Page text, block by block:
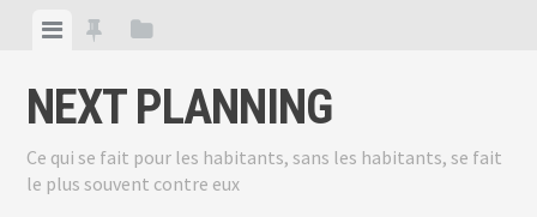
content
ViewView
posts
View
NEXT PLANNING
Ce qui se fait pour les habitants, sans les habitants, se fait
le plus souvent contre eux